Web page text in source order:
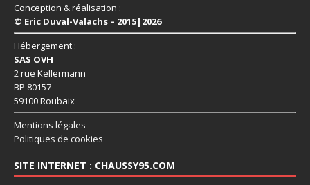
Conception & réalisation :
© Eric Duval-Valachs – 2015|2026
Hébergement :
SAS OVH
2 rue Kellermann
BP 80157
59100 Roubaix
Mentions légales
Politiques de cookies
SITE INTERNET : CHAUSSY95.COM